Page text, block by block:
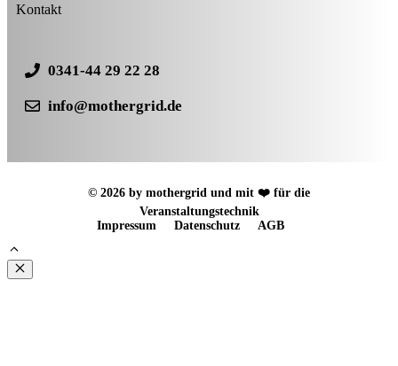
Kontakt
0341-44 29 22 28
info@mothergrid.de
© 2026 by mothergrid und mit ❤️ für die
Veranstaltungstechnik
Impressum
Datenschutz AGB
Schließen